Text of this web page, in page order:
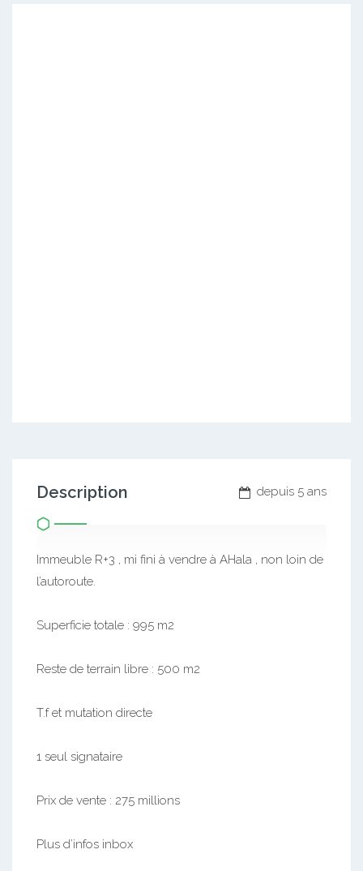
depuis 5 ans
Description
Immeuble R+3 , mi fini à vendre à AHala , non loin de
l’autoroute.
Superficie totale : 995 m2
Reste de terrain libre : 500 m2
T.f et mutation directe
1 seul signataire
Prix de vente : 275 millions
Plus d’infos inbox